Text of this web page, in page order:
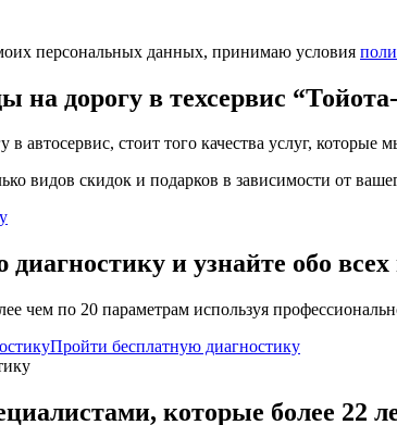
персональных данных, принимаю условия
на дорогу в техсервис
в автосервис, стоит того качества услуг,
видов скидок и подарков в зависимости от
и узнайте обо
чем по 20 параметрам используя
Пройти бесплатную диагностику
которые более 22